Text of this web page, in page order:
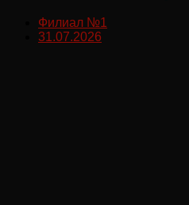
Филиал №1
31.07.2026